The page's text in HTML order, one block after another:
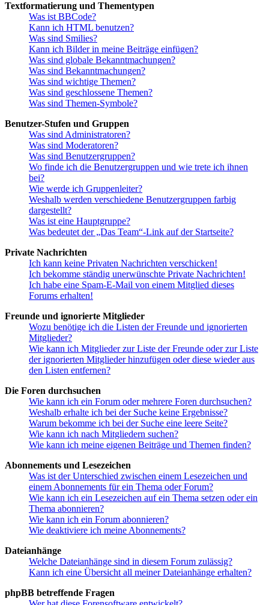
Textformatierung und Thementypen
Was ist BBCode?
Kann ich HTML benutzen?
Was sind Smilies?
Kann ich Bilder in meine Beiträge einfügen?
Was sind globale Bekanntmachungen?
Was sind Bekanntmachungen?
Was sind wichtige Themen?
Was sind geschlossene Themen?
Was sind Themen-Symbole?
Benutzer-Stufen und Gruppen
Was sind Administratoren?
Was sind Moderatoren?
Was sind Benutzergruppen?
Wo finde ich die Benutzergruppen und wie trete ich ihnen
bei?
Wie werde ich Gruppenleiter?
Weshalb werden verschiedene Benutzergruppen farbig
dargestellt?
Was ist eine Hauptgruppe?
Was bedeutet der „Das Team“-Link auf der Startseite?
Private Nachrichten
Ich kann keine Privaten Nachrichten verschicken!
Ich bekomme ständig unerwünschte Private Nachrichten!
Ich habe eine Spam-E-Mail von einem Mitglied dieses
Forums erhalten!
Freunde und ignorierte Mitglieder
Wozu benötige ich die Listen der Freunde und ignorierten
Mitglieder?
Wie kann ich Mitglieder zur Liste der Freunde oder zur Liste
der ignorierten Mitglieder hinzufügen oder diese wieder aus
den Listen entfernen?
Die Foren durchsuchen
Wie kann ich ein Forum oder mehrere Foren durchsuchen?
Weshalb erhalte ich bei der Suche keine Ergebnisse?
Warum bekomme ich bei der Suche eine leere Seite?
Wie kann ich nach Mitgliedern suchen?
Wie kann ich meine eigenen Beiträge und Themen finden?
Abonnements und Lesezeichen
Was ist der Unterschied zwischen einem Lesezeichen und
einem Abonnements für ein Thema oder Forum?
Wie kann ich ein Lesezeichen auf ein Thema setzen oder ein
Thema abonnieren?
Wie kann ich ein Forum abonnieren?
Wie deaktiviere ich meine Abonnements?
Dateianhänge
Welche Dateianhänge sind in diesem Forum zulässig?
Kann ich eine Übersicht all meiner Dateianhänge erhalten?
phpBB betreffende Fragen